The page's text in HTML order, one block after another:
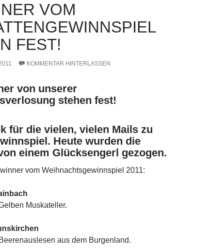
VOM
FEST!
KOMMENTAR HINTERLASSEN
von unserer
stehen fest!
für die vielen, vielen Mails zu
Heute wurden die
einem Glücksengerl gezogen.
vom Weihnachtsgewinnspiel 2011:
Muskateller.
aus dem Burgenland.